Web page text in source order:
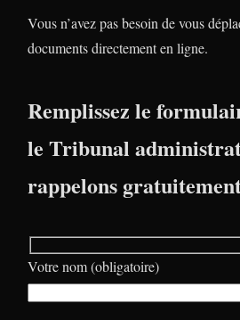
Vous n’avez pas besoin de vous
documents directement en ligne.
Remplissez le
le Tribunal
rappelons
Votre nom (obligatoire)